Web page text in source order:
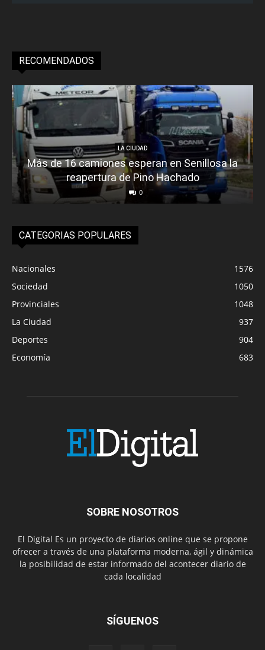
RECOMENDADOS
LA CIUDAD
Más de 16 camiones esperan en Senillosa la
reapertura de Pino Hachado
0
CATEGORIAS POPULARES
Nacionales
1576
Sociedad
1050
Provinciales
1048
La Ciudad
937
Deportes
904
Economía
683
SOBRE NOSOTROS
El Digital Es un proyecto de diarios online que se propone
ofrecer a través de una plataforma moderna, ágil y dinámica
la posibilidad de estar informado del acontecer diario de
cada localidad
SÍGUENOS